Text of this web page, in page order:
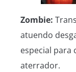
Zombie:
atuendo
especial para
aterrador.